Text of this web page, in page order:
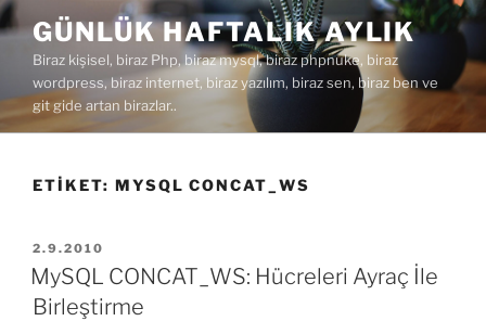
İçeriğe
geç
GÜNLÜK HAFTALIK AYLIK
Biraz kişisel, biraz Php, biraz mysql, biraz phpnuke, biraz
wordpress, biraz internet, biraz yazılım, biraz sen, biraz ben ve
git gide artan birazlar..
ETIKET: MYSQL CONCAT_WS
YAYIM
TARIHI
2.9.2010
MySQL CONCAT_WS: Hücreleri Ayraç İle
Birleştirme